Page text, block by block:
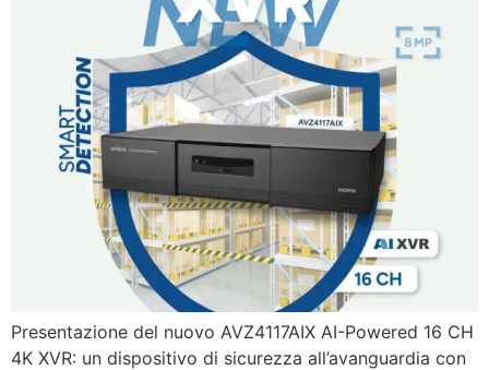
Presentazione del nuovo AVZ4117AIX AI-Powered 16 CH
4K XVR: un dispositivo di sicurezza all’avanguardia con